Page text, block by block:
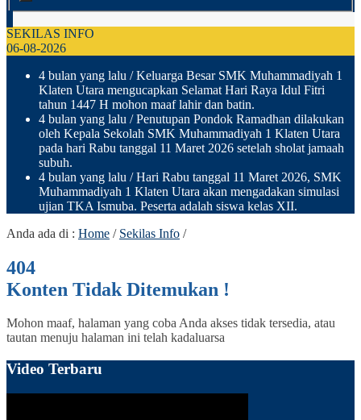
SEKILAS INFO
06-08-2026
4 bulan yang lalu / Keluarga Besar SMK Muhammadiyah 1
Klaten Utara mengucapkan Selamat Hari Raya Idul Fitri
tahun 1447 H mohon maaf lahir dan batin.
4 bulan yang lalu / Penutupan Pondok Ramadhan dilakukan
oleh Kepala Sekolah SMK Muhammadiyah 1 Klaten Utara
pada hari Rabu tanggal 11 Maret 2026 setelah sholat jamaah
subuh.
4 bulan yang lalu / Hari Rabu tanggal 11 Maret 2026, SMK
Muhammadiyah 1 Klaten Utara akan mengadakan simulasi
ujian TKA Ismuba. Peserta adalah siswa kelas XII.
Anda ada di : Home / Sekilas Info /
404
Konten Tidak Ditemukan !
Mohon maaf, halaman yang coba Anda akses tidak tersedia, atau
tautan menuju halaman ini telah kadaluarsa
Video Terbaru